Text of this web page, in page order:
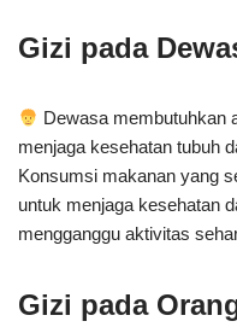
Gizi pada
Dewasa membutuhkan
menjaga kesehatan tubuh
Konsumsi makanan yang
untuk menjaga kesehatan
mengganggu aktivitas
Gizi pada